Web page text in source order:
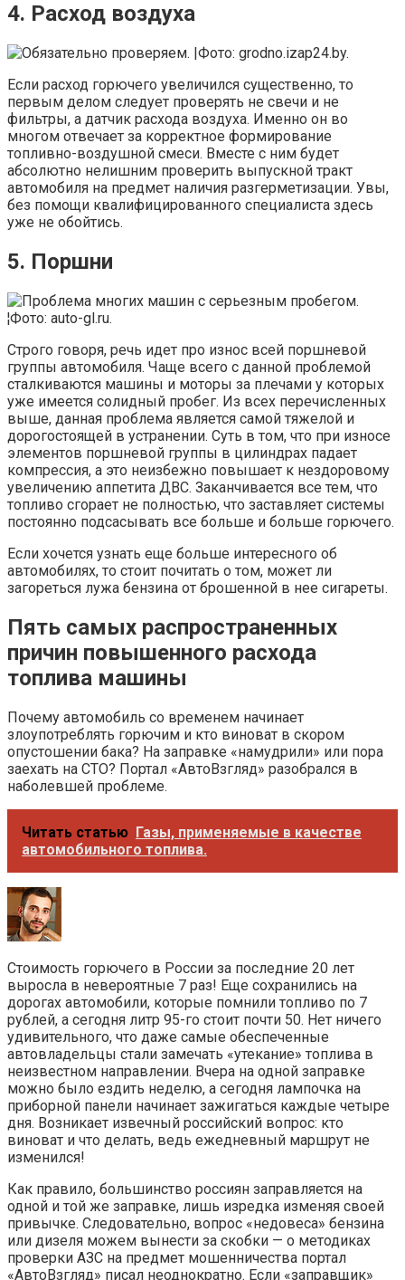
4. Расход воздуха
Если расход горючего увеличился существенно, то
первым делом следует проверять не свечи и не
фильтры, а датчик расхода воздуха. Именно он во
многом отвечает за корректное формирование
топливно-воздушной смеси. Вместе с ним будет
абсолютно нелишним проверить выпускной тракт
автомобиля на предмет наличия разгерметизации. Увы,
без помощи квалифицированного специалиста здесь
уже не обойтись.
5. Поршни
Строго говоря, речь идет про износ всей поршневой
группы автомобиля. Чаще всего с данной проблемой
сталкиваются машины и моторы за плечами у которых
уже имеется солидный пробег. Из всех перечисленных
выше, данная проблема является самой тяжелой и
дорогостоящей в устранении. Суть в том, что при износе
элементов поршневой группы в цилиндрах падает
компрессия, а это неизбежно повышает к нездоровому
увеличению аппетита ДВС. Заканчивается все тем, что
топливо сгорает не полностью, что заставляет системы
постоянно подсасывать все больше и больше горючего.
Если хочется узнать еще больше интересного об
автомобилях, то стоит почитать о том, может ли
загореться лужа бензина от брошенной в нее сигареты.
Пять самых распространенных
причин повышенного расхода
топлива машины
Почему автомобиль со временем начинает
злоупотреблять горючим и кто виноват в скором
опустошении бака? На заправке «намудрили» или пора
заехать на СТО? Портал «АвтоВзгляд» разобрался в
наболевшей проблеме.
Читать статью Газы, применяемые в качестве
автомобильного топлива.
Стоимость горючего в России за последние 20 лет
выросла в невероятные 7 раз! Еще сохранились на
дорогах автомобили, которые помнили топливо по 7
рублей, а сегодня литр 95-го стоит почти 50. Нет ничего
удивительного, что даже самые обеспеченные
автовладельцы стали замечать «утекание» топлива в
неизвестном направлении. Вчера на одной заправке
можно было ездить неделю, а сегодня лампочка на
приборной панели начинает зажигаться каждые четыре
дня. Возникает извечный российский вопрос: кто
виноват и что делать, ведь ежедневный маршрут не
изменился!
Как правило, большинство россиян заправляется на
одной и той же заправке, лишь изредка изменяя своей
привычке. Следовательно, вопрос «недовеса» бензина
или дизеля можем вынести за скобки — о методиках
проверки АЗС на предмет мошенничества портал
«АвтоВзгляд» писал неоднократно. Если «заправщик»